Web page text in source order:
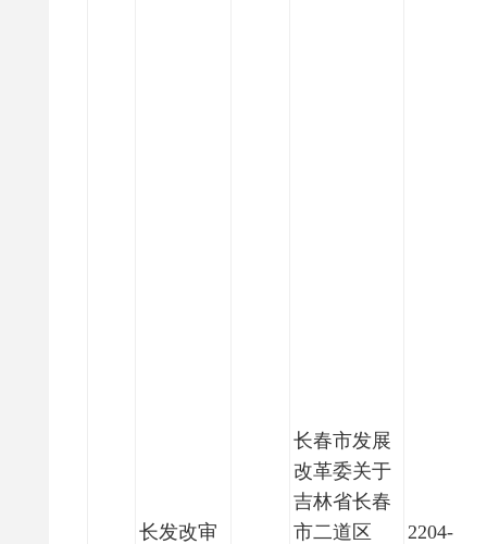
长发改审
长春市发展
改革委关于
吉林省长春
市二道区
2204-